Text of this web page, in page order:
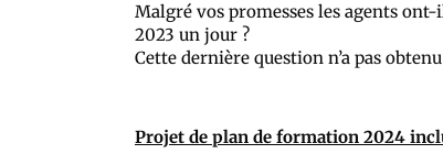
Malgré vos promesses les agents
2023 un jour ?
Cette dernière question n’a pas
Projet de plan de formation 2024